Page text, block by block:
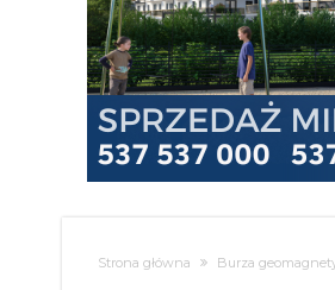
Strona główna Burza